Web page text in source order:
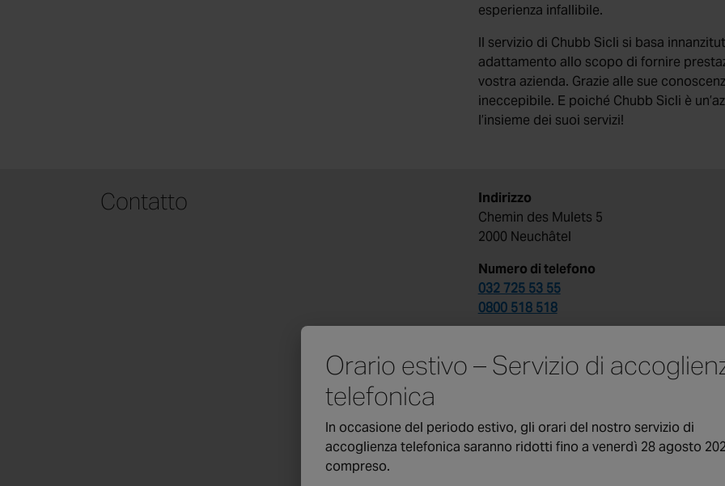
esperienza infallibile.
Il servizio di Chubb Sicli si basa
adattamento allo scopo di fornire
vostra azienda. Grazie alle sue
ineccepibile. E poiché Chubb Sicli è
l’insieme dei suoi servizi!
Contatto
Indirizzo
Chemin des Mulets 5
2000 Neuchâtel
Numero di telefono
032 725 53 55
0800 518 518
neuchatel@chubbsicli.ch
08:00 – 12:00
13:30 – 16:30
Orario estivo – Servizio di
telefonica
In occasione del periodo estivo, gli orari del nostro servizio di
accoglienza telefonica saranno ridotti fino a venerdì 28 agosto
compreso.